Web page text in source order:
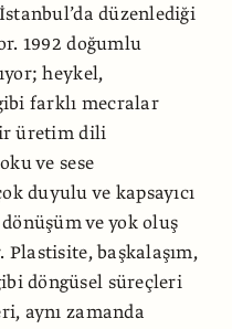
düzenlediği
1992 doğumlu
heykel,
farklı mecralar
üretim dili
ve sese
duyulu ve kapsayıcı
ve yok oluş
Plastisite, başkalaşım,
döngüsel süreçleri
aynı zamanda